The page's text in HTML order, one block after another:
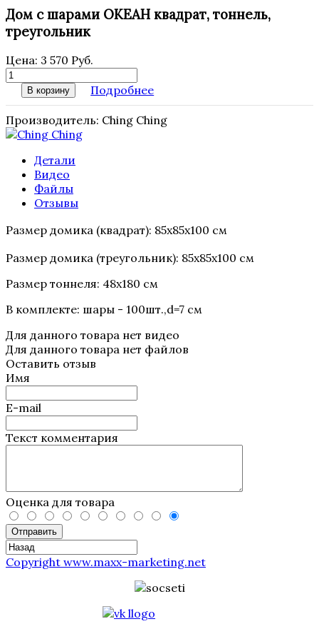
Дом с шарами ОКЕАН квадрат, тоннель,
треугольник
Цена: 3 570 Руб.
В корзину Подробнее
Производитель: Ching Ching
Детали
Видео
Файлы
Отзывы
Размер домика (квадрат): 85x85x100 см
Размер домика (треугольник): 85x85x100 см
Размер тоннеля: 48x180 см
В комплекте: шары - 100шт.,d=7 см
Для данного товара нет видео
Для данного товара нет файлов
Оставить отзыв
Имя
E-mail
Текст комментария
Оценка для товара
Отправить
Copyright www.maxx-marketing.net